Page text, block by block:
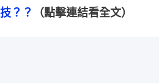
？？
（點擊連結看全文）